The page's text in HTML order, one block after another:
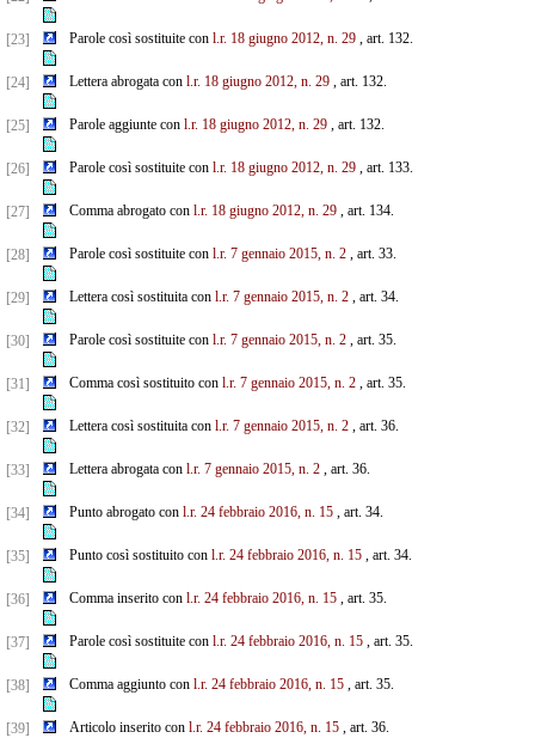
[23] Parole così sostituite con l.r. 18 giugno 2012, n. 29, art. 132.
[24] Lettera abrogata con l.r. 18 giugno 2012, n. 29, art. 132.
[25] Parole aggiunte con l.r. 18 giugno 2012, n. 29, art. 132.
[26] Parole così sostituite con l.r. 18 giugno 2012, n. 29, art. 133.
[27] Comma abrogato con l.r. 18 giugno 2012, n. 29, art. 134.
[28] Parole così sostituite con l.r. 7 gennaio 2015, n. 2, art. 33.
[29] Lettera così sostituita con l.r. 7 gennaio 2015, n. 2, art. 34.
[30] Parole così sostituite con l.r. 7 gennaio 2015, n. 2, art. 35.
[31] Comma così sostituito con l.r. 7 gennaio 2015, n. 2, art. 35.
[32] Lettera così sostituita con l.r. 7 gennaio 2015, n. 2, art. 36.
[33] Lettera abrogata con l.r. 7 gennaio 2015, n. 2, art. 36.
[34] Punto abrogato con l.r. 24 febbraio 2016, n. 15, art. 34.
[35] Punto così sostituito con l.r. 24 febbraio 2016, n. 15, art. 34.
[36] Comma inserito con l.r. 24 febbraio 2016, n. 15, art. 35.
[37] Parole così sostituite con l.r. 24 febbraio 2016, n. 15, art. 35.
[38] Comma aggiunto con l.r. 24 febbraio 2016, n. 15, art. 35.
[39] Articolo inserito con l.r. 24 febbraio 2016, n. 15, art. 36.